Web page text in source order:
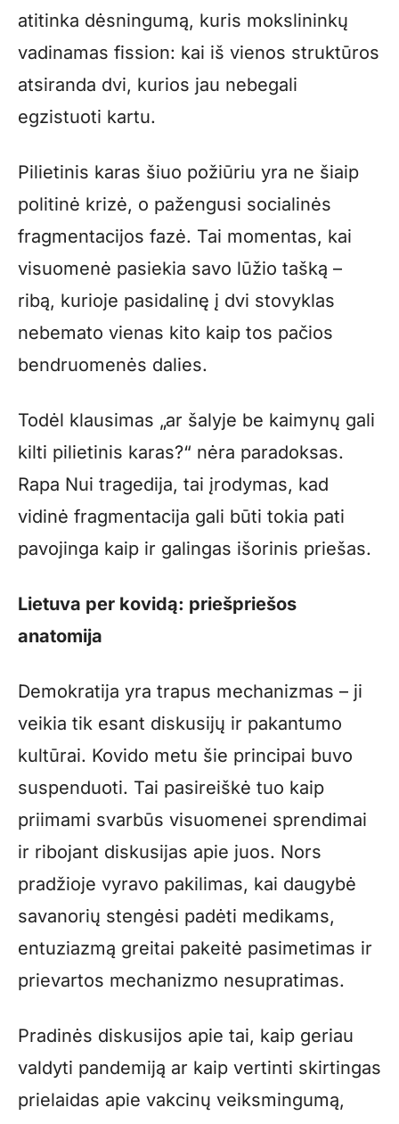
atitinka dėsningumą, kuris mokslininkų
vadinamas fission: kai iš vienos struktūros
atsiranda dvi, kurios jau nebegali
egzistuoti kartu.
Pilietinis karas šiuo požiūriu yra ne šiaip
politinė krizė, o pažengusi socialinės
fragmentacijos fazė. Tai momentas, kai
visuomenė pasiekia savo lūžio tašką –
ribą, kurioje pasidalinę į dvi stovyklas
nebemato vienas kito kaip tos pačios
bendruomenės dalies.
Todėl klausimas „ar šalyje be kaimynų gali
kilti pilietinis karas?“ nėra paradoksas.
Rapa Nui tragedija, tai įrodymas, kad
vidinė fragmentacija gali būti tokia pati
pavojinga kaip ir galingas išorinis priešas.
Lietuva per kovidą: priešpriešos
anatomija
Demokratija yra trapus mechanizmas – ji
veikia tik esant diskusijų ir pakantumo
kultūrai. Kovido metu šie principai buvo
suspenduoti. Tai pasireiškė tuo kaip
priimami svarbūs visuomenei sprendimai
ir ribojant diskusijas apie juos. Nors
pradžioje vyravo pakilimas, kai daugybė
savanorių stengėsi padėti medikams,
entuziazmą greitai pakeitė pasimetimas ir
prievartos mechanizmo nesupratimas.
Pradinės diskusijos apie tai, kaip geriau
valdyti pandemiją ar kaip vertinti skirtingas
prielaidas apie vakcinų veiksmingumą,